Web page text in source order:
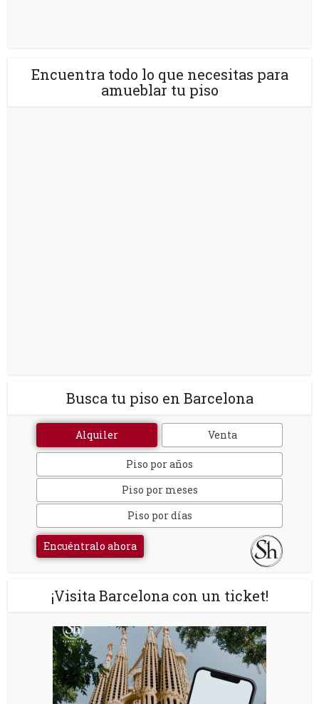
Encuentra todo lo que necesitas para
amueblar tu piso
Busca tu piso en Barcelona
Alquiler Venta
Piso por años
Piso por meses
Piso por días
Encuéntralo ahora
¡Visita Barcelona con un ticket!